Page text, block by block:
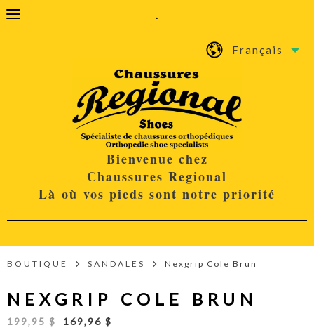
.
Français
Bienvenue chez
Chaussures Regional
Là où vos pieds sont notre priorité
BOUTIQUE SANDALES Nexgrip Cole Brun
NEXGRIP COLE BRUN
199,95 $ 169,96 $